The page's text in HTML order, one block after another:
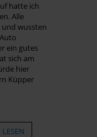
hatte ich
Alle
wussten
ein gutes
sich am
hier
Küpper